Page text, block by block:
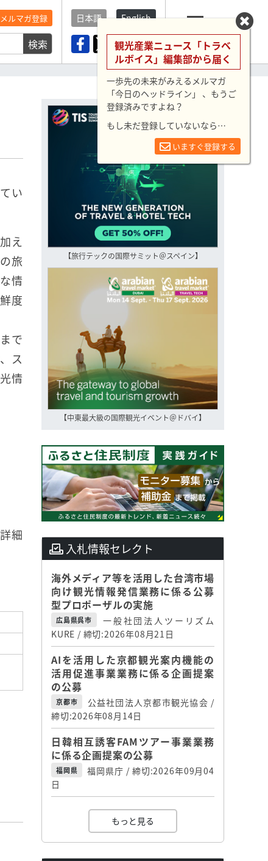
メルマガ登録
検索
日本語 English
メニュー
い
え
旅
情
度
で
ス
情
細
【旅行テックの国際サミット＠スペイン】
【中東最大級の国際観光イベント＠ドバイ】
入札情報セレクト
海外メディア等を活用した台湾市場
向け観光情報発信業務に係る公募
型プロポーザルの実施
広島県呉市
一般社団法人ツーリズム
KURE / 締切:2026年08月21日
AIを活用した京都観光案内機能の
活用促進事業業務に係る企画提案
の公募
京都市
公益社団法人京都市観光協会 /
締切:2026年08月14日
日韓相互誘客FAMツアー事業業務
に係る企画提案の公募
福岡県
福岡県庁 / 締切:2026年09月04
日
もっと見る
観光産業ニュース「トラベ
ルボイス」編集部から届く
一歩先の未来がみえるメルマガ
「今日のヘッドライン」 、もうご
登録済みですよね？
もし未だ登録していないなら…
いますぐ登録する